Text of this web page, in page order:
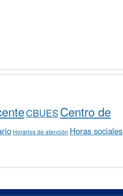
CBUESCentro de
Horarios de atención Horas sociales